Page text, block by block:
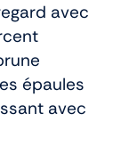
avec
épaules
avec